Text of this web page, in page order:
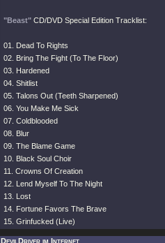
"Beast" CD/DVD Special Edition Tracklist:
01. Dead To Rights
02. Bring The Fight (To The Floor)
03. Hardened
04. Shitlist
05. Talons Out (Teeth Sharpened)
06. You Make Me Sick
07. Coldblooded
08. Blur
09. The Blame Game
10. Black Soul Choir
11. Crowns Of Creation
12. Lend Myself To The Night
13. Lost
14. Fortune Favors The Brave
15. Grinfucked (Live)
DevilDriver im Internet